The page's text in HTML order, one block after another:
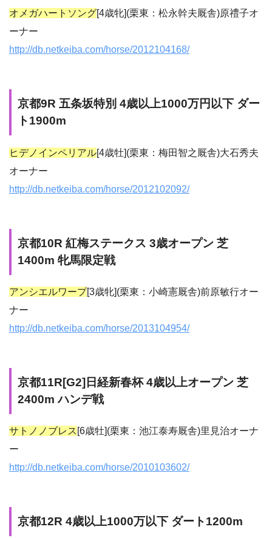
オメガハートソング[4歳牝](栗東：松永幹夫厩舎)原禮子オ
ーナー
http://db.netkeiba.com/horse/2012104168/
京都9R 五条坂特別 4歳以上1000万円以下 ダー
ト1900m
ヒデノインペリアル[4歳牡](栗東：梅田智之厩舎)大石秀夫
オーナー
http://db.netkeiba.com/horse/2012102092/
京都10R 紅梅ステークス 3歳オープン 芝
1400m 牝馬限定戦
アンシエルワープ[3歳牝](栗東：小崎憲厩舎)前原敏行オー
ナー
http://db.netkeiba.com/horse/2013104954/
京都11R[G2]日経新春杯 4歳以上オープン 芝
2400m ハンデ戦
サトノノブレス [6歳牡](栗東：池江泰寿厩舎)里見治オーナ
ー
http://db.netkeiba.com/horse/2010103602/
京都12R 4歳以上1000万以下 ダート1200m